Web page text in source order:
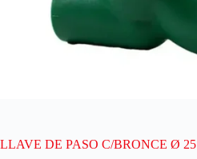
LLAVE DE PASO C/BRONCE Ø 25